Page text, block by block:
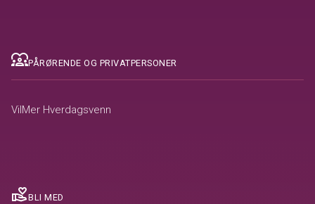
diversity_1PÅRØRENDE OG PRIVATPERSONER
VilMer Hverdagsvenn
volunteer_activismBLI MED